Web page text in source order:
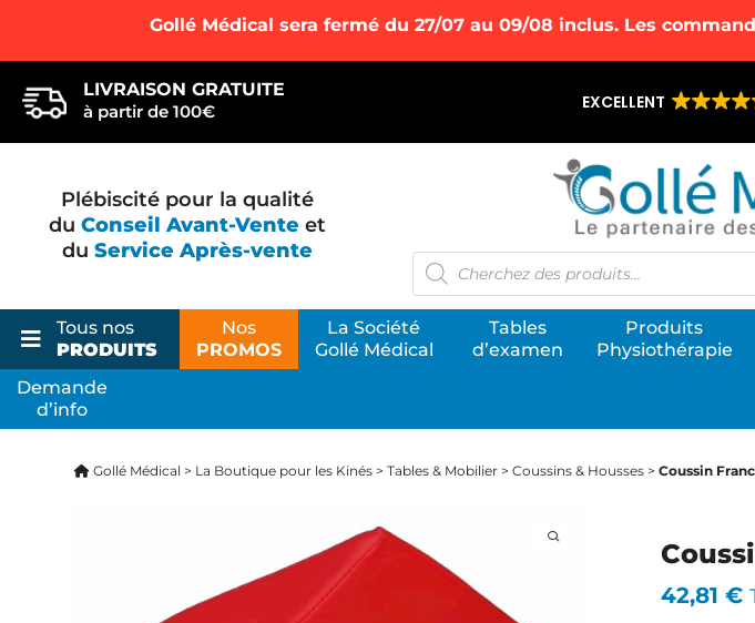
Gollé Médical sera fermé du 27/07 au 09/08 inclus. Les
LIVRAISON GRATUITE
à partir de 100€
EXCELLENT
Plébiscité pour la qualité
duConseil Avant-Vente et
duService Après-vente
Recherche
de
produits
Tous nos
PRODUITS
La Boutique de vente en ligne
ostéopathes et les cabinets médicaux.
Nos
PROMOS
La Société
Gollé Médical
Tables
d’examen
Produits
Physiothérapie
Demande
d’info
Gollé Médical > La Boutique pour les Kinés >Tables & Mobilier >Coussins & Housses >Coussin
42,81 €